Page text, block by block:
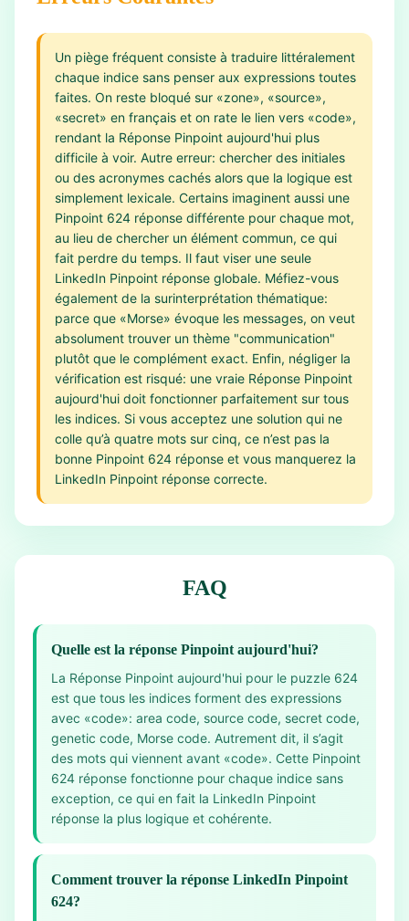
Un piège fréquent consiste à traduire littéralement
chaque indice sans penser aux expressions toutes
faites. On reste bloqué sur «zone», «source»,
«secret» en français et on rate le lien vers «code»,
rendant la Réponse Pinpoint aujourd'hui plus
difficile à voir. Autre erreur: chercher des initiales
ou des acronymes cachés alors que la logique est
simplement lexicale. Certains imaginent aussi une
Pinpoint 624 réponse différente pour chaque mot,
au lieu de chercher un élément commun, ce qui
fait perdre du temps. Il faut viser une seule
LinkedIn Pinpoint réponse globale. Méfiez-vous
également de la surinterprétation thématique:
parce que «Morse» évoque les messages, on veut
absolument trouver un thème "communication"
plutôt que le complément exact. Enfin, négliger la
vérification est risqué: une vraie Réponse Pinpoint
aujourd'hui doit fonctionner parfaitement sur tous
les indices. Si vous acceptez une solution qui ne
colle qu’à quatre mots sur cinq, ce n’est pas la
bonne Pinpoint 624 réponse et vous manquerez la
LinkedIn Pinpoint réponse correcte.
FAQ
Quelle est la réponse Pinpoint aujourd'hui?
La Réponse Pinpoint aujourd'hui pour le puzzle 624
est que tous les indices forment des expressions
avec «code»: area code, source code, secret code,
genetic code, Morse code. Autrement dit, il s’agit
des mots qui viennent avant «code». Cette Pinpoint
624 réponse fonctionne pour chaque indice sans
exception, ce qui en fait la LinkedIn Pinpoint
réponse la plus logique et cohérente.
Comment trouver la réponse LinkedIn Pinpoint
624?